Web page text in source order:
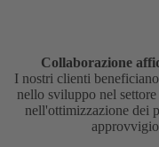
Collaborazione
I nostri clienti
nello sviluppo nel
nell'ottimizzazione dei